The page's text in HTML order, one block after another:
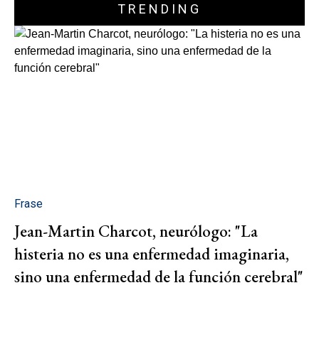
TRENDING
Frase
Jean-Martin Charcot, neurólogo: "La
histeria no es una enfermedad imaginaria,
sino una enfermedad de la función cerebral"